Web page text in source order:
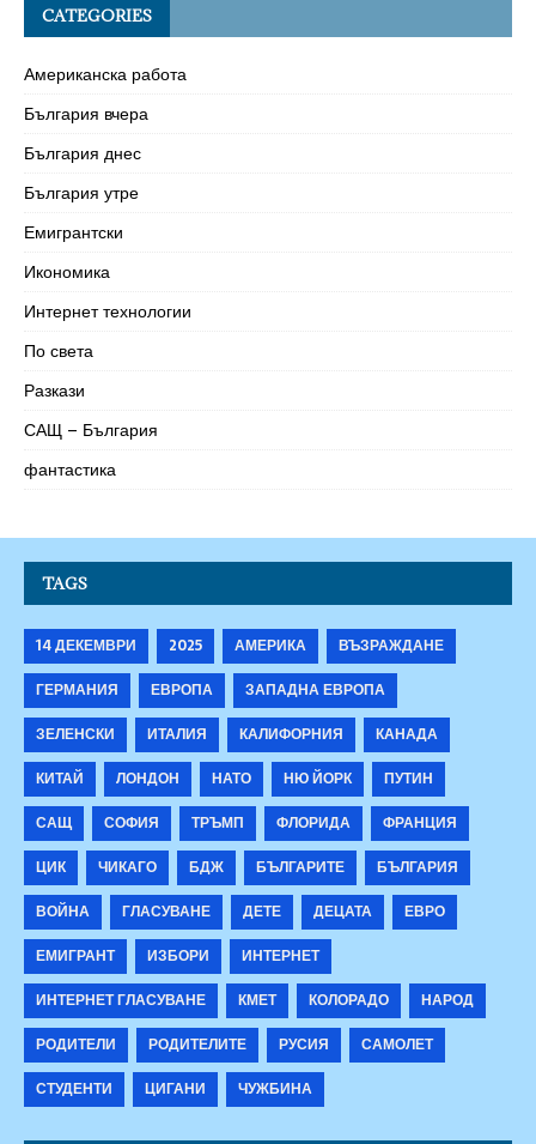
CATEGORIES
Американска работа
България вчера
България днес
България утре
Емигрантски
Икономика
Интернет технологии
По света
Разкази
САЩ – България
фантастика
TAGS
14 ДЕКЕМВРИ 2025 АМЕРИКА
ВЪЗРАЖДАНЕ
ГЕРМАНИЯ
ЕВРОПА
ЗАПАДНА ЕВРОПА
ЗЕЛЕНСКИ
ИТАЛИЯ КАЛИФОРНИЯ
КАНАДА
КИТАЙ
ЛОНДОН НАТО НЮ ЙОРК
ПУТИН
САЩ
СОФИЯ ТРЪМП ФЛОРИДА
ФРАНЦИЯ
ЦИК
ЧИКАГО БДЖ БЪЛГАРИТЕ
БЪЛГАРИЯ
ВОЙНА
ГЛАСУВАНЕ ДЕТЕ ДЕЦАТА
ЕВРО
ЕМИГРАНТ
ИЗБОРИ
ИНТЕРНЕТ
ИНТЕРНЕТ ГЛАСУВАНЕ
КМЕТ КОЛОРАДО
НАРОД
РОДИТЕЛИ
РОДИТЕЛИТЕ РУСИЯ
САМОЛЕТ
СТУДЕНТИ
ЦИГАНИ ЧУЖБИНА